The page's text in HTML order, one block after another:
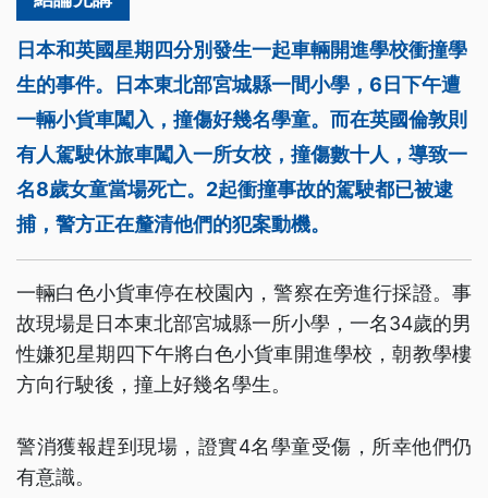
日本和英國星期四分別發生一起車輛開進學校衝撞學
生的事件。日本東北部宮城縣一間小學，6日下午遭
一輛小貨車闖入，撞傷好幾名學童。而在英國倫敦則
有人駕駛休旅車闖入一所女校，撞傷數十人，導致一
名8歲女童當場死亡。2起衝撞事故的駕駛都已被逮
捕，警方正在釐清他們的犯案動機。
一輛白色小貨車停在校園內，警察在旁進行採證。事
故現場是日本東北部宮城縣一所小學，一名34歲的男
性嫌犯星期四下午將白色小貨車開進學校，朝教學樓
方向行駛後，撞上好幾名學生。
警消獲報趕到現場，證實4名學童受傷，所幸他們仍
有意識。